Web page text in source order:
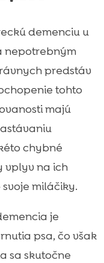
demenciu u
nepotrebným
predstáv
tohto
majú
chybné
vplyv na ich
miláčiky.
je
psa, čo však
sa skutočne